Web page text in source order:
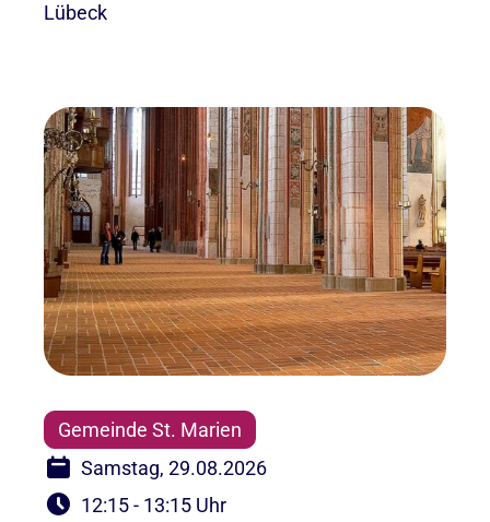
Lübeck
Gemeinde St. Marien
Samstag, 29.08.2026
12:15 - 13:15 Uhr